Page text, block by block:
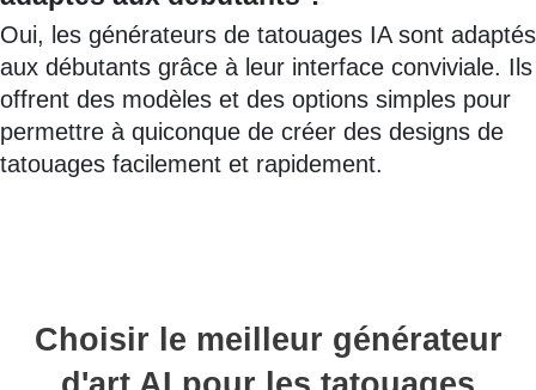
Oui, les générateurs de tatouages IA sont adaptés
aux débutants grâce à leur interface conviviale. Ils
offrent des modèles et des options simples pour
permettre à quiconque de créer des designs de
tatouages facilement et rapidement.
Choisir le meilleur générateur